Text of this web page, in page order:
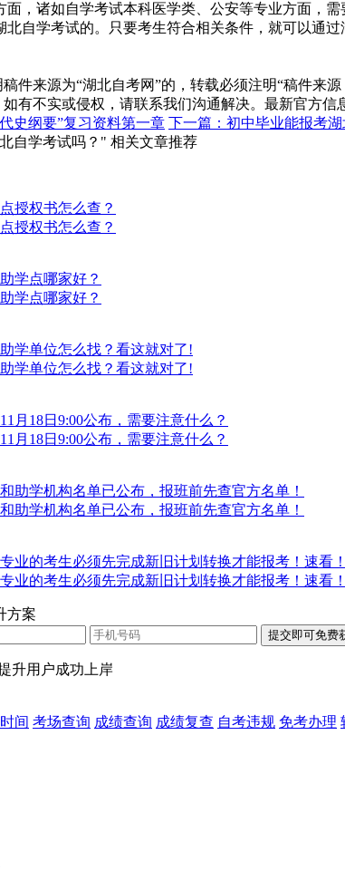
，诸如自学考试本科医学类、公安等专业方面，需
自学考试的。只要考生符合相关条件，就可以通过
件来源为“湖北自考网”的，转载必须注明“稿件来
有不实或侵权，请联系我们沟通解决。最新官方信
史纲要”复习资料第一章 下一篇：初中毕业能报考
自学考试吗？" 相关文章推荐
授权书怎么查？
授权书怎么查？
学点哪家好？
学点哪家好？
学单位怎么找？看这就对了!
学单位怎么找？看这就对了!
月18日9:00公布，需要注意什么？
月18日9:00公布，需要注意什么？
助学机构名单已公布，报班前先查官方名单！
助学机构名单已公布，报班前先查官方名单！
业的考生必须先完成新旧计划转换才能报考！速看！
业的考生必须先完成新旧计划转换才能报考！速看！
方案
升用户成功上岸
间 考场查询 成绩查询 成绩复查 自考违规 免考办理